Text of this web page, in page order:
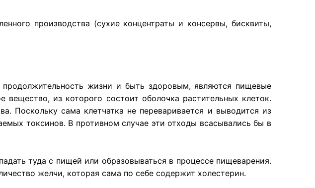
производства (сухие концентраты и консервы, бисквиты,
продолжительность жизни и быть здоровым,являются пищевые
вещество, из которого состоит оболочка растительных клеток.
Поскольку сама клетчатка не переваривается и выводится из
токсинов. В противном случае эти отходы всасывались бы в
туда с пищей или образовываться в процессе пищеварения.
желчи, которая сама по себе содержит холестерин.